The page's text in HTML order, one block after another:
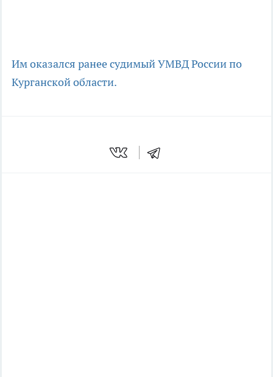
Им оказался ранее судимыйУМВД России по
Курганской области.